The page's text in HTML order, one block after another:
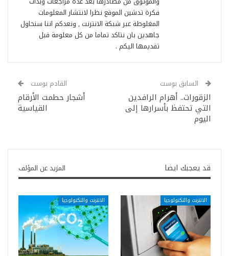
فكرة تدشين الموقع نظرا لانتشار المعلومات
المغلوطة عبر شبكة الانترنت , ونعدكم اننا سنحاول
جاهدين بان نتاكد تماما من كل معلومة قبل
تقديمها اليكم .
السابق بوست
الزقورات.. أهرام الرافدين
التي تحتفظ بأسرارها إلى
اليوم
القادم بوست
أشجار حطمت الأرقام
القياسية
قد يعجبك ايضا المزيد عن المؤلف
الانترنت والتكنولوجيا الانترنت والتكنولوجيا